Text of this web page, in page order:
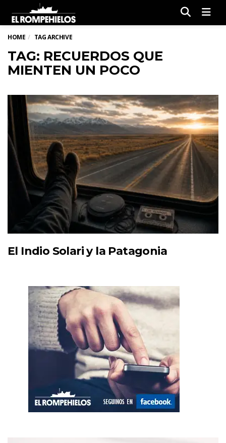
HOME TAG ARCHIVE
TAG: RECUERDOS QUE
MIENTEN UN POCO
El Indio Solari y la Patagonia